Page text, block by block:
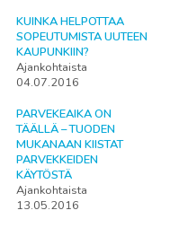
KUINKA HELPOTTAA
SOPEUTUMISTA UUTEEN
KAUPUNKIIN?
Ajankohtaista
04.07.2016
PARVEKEAIKA ON
TÄÄLLÄ – TUODEN
MUKANAAN KIISTAT
PARVEKKEIDEN
KÄYTÖSTÄ
Ajankohtaista
13.05.2016